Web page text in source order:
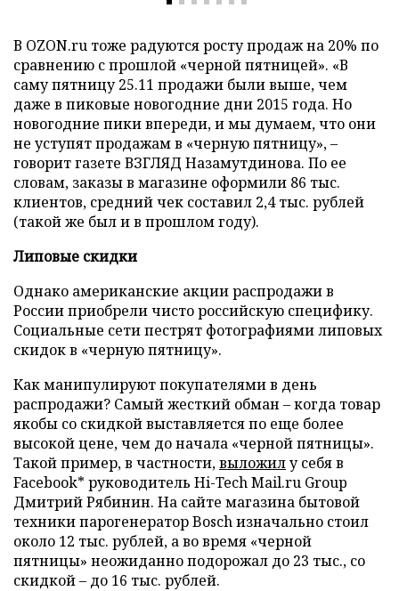
В OZON.ru тоже радуются росту продаж на 20% по
сравнению с прошлой «черной пятницей». «В
саму пятницу 25.11 продажи были выше, чем
даже в пиковые новогодние дни 2015 года. Но
новогодние пики впереди, и мы думаем, что они
не уступят продажам в «черную пятницу», –
говорит газете ВЗГЛЯД Назамутдинова. По ее
словам, заказы в магазине оформили 86 тыс.
клиентов, средний чек составил 2,4 тыс. рублей
(такой же был и в прошлом году).
Липовые скидки
Однако американские акции распродажи в
России приобрели чисто российскую специфику.
Социальные сети пестрят фотографиями липовых
скидок в «черную пятницу».
Как манипулируют покупателями в день
распродажи? Самый жесткий обман – когда товар
якобы со скидкой выставляется по еще более
высокой цене, чем до начала «черной пятницы».
Такой пример, в частности,выложилу себя в
Facebook* руководитель Hi-Tech Mail.ru Group
Дмитрий Рябинин. На сайте магазина бытовой
техники парогенератор Bosch изначально стоил
около 12 тыс. рублей, а во время «черной
пятницы» неожиданно подорожал до 23 тыс., со
скидкой – до 16 тыс. рублей.